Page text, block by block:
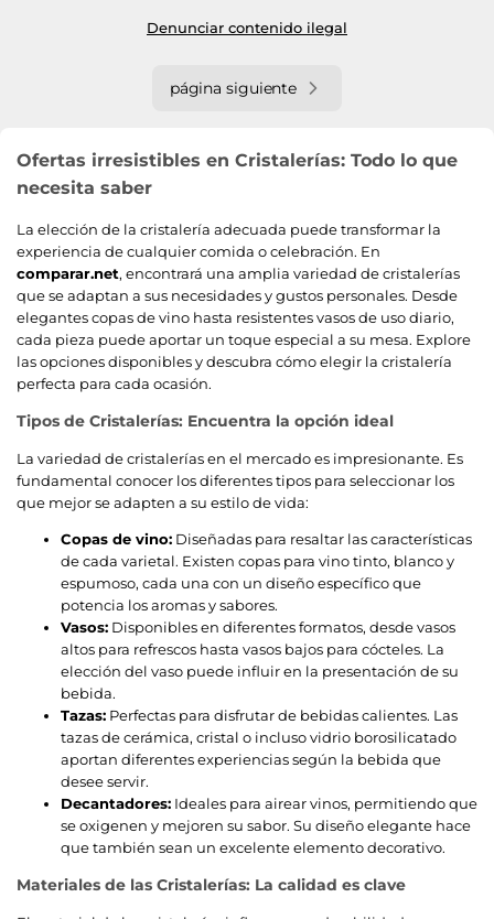
Denunciar contenido ilegal
página siguiente
Ofertas irresistibles en Cristalerías: Todo lo que
necesita saber
La elección de la cristalería adecuada puede transformar la
experiencia de cualquier comida o celebración. En
comparar.net, encontrará una amplia variedad de cristalerías
que se adaptan a sus necesidades y gustos personales. Desde
elegantes copas de vino hasta resistentes vasos de uso diario,
cada pieza puede aportar un toque especial a su mesa. Explore
las opciones disponibles y descubra cómo elegir la cristalería
perfecta para cada ocasión.
Tipos de Cristalerías: Encuentra la opción ideal
La variedad de cristalerías en el mercado es impresionante. Es
fundamental conocer los diferentes tipos para seleccionar los
que mejor se adapten a su estilo de vida:
Copas de vino: Diseñadas para resaltar las características
de cada varietal. Existen copas para vino tinto, blanco y
espumoso, cada una con un diseño específico que
potencia los aromas y sabores.
Vasos: Disponibles en diferentes formatos, desde vasos
altos para refrescos hasta vasos bajos para cócteles. La
elección del vaso puede influir en la presentación de su
bebida.
Tazas: Perfectas para disfrutar de bebidas calientes. Las
tazas de cerámica, cristal o incluso vidrio borosilicatado
aportan diferentes experiencias según la bebida que
desee servir.
Decantadores: Ideales para airear vinos, permitiendo que
se oxigenen y mejoren su sabor. Su diseño elegante hace
que también sean un excelente elemento decorativo.
Materiales de las Cristalerías: La calidad es clave